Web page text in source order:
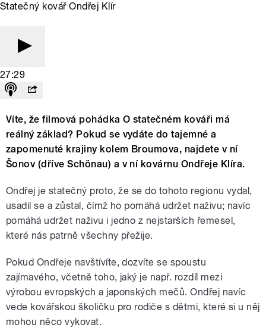
Statečný kovář Ondřej Klír
27:29
Víte, že filmová pohádka O statečném kováři má
reálný základ? Pokud se vydáte do tajemné a
zapomenuté krajiny kolem Broumova, najdete v ní
Šonov (dříve Schönau) a v ní kovárnu Ondřeje Klíra.
Ondřej je statečný proto, že se do tohoto regionu vydal,
usadil se a zůstal, čímž ho pomáhá udržet naživu; navíc
pomáhá udržet naživu i jedno z nejstarších řemesel,
které nás patrně všechny přežije.
Pokud Ondřeje navštívíte, dozvíte se spoustu
zajímavého, včetně toho, jaký je např. rozdíl mezi
výrobou evropských a japonských mečů. Ondřej navíc
vede kovářskou školičku pro rodiče s dětmi, které si u něj
mohou něco vykovat.